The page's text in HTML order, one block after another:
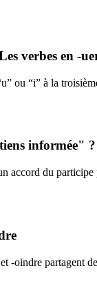
verbes en -
ou “i” à la
informée" ?
accord du
-oindre partagent